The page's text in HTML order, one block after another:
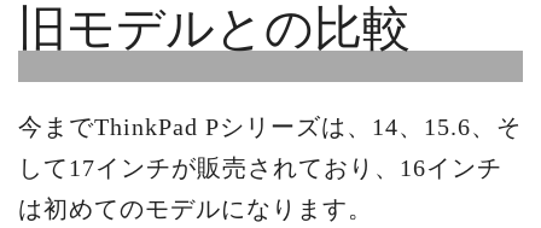
旧モデルとの比較
今までThinkPad Pシリーズは、14、15.6、そ
して17インチが販売されており、16インチ
は初めてのモデルになります。